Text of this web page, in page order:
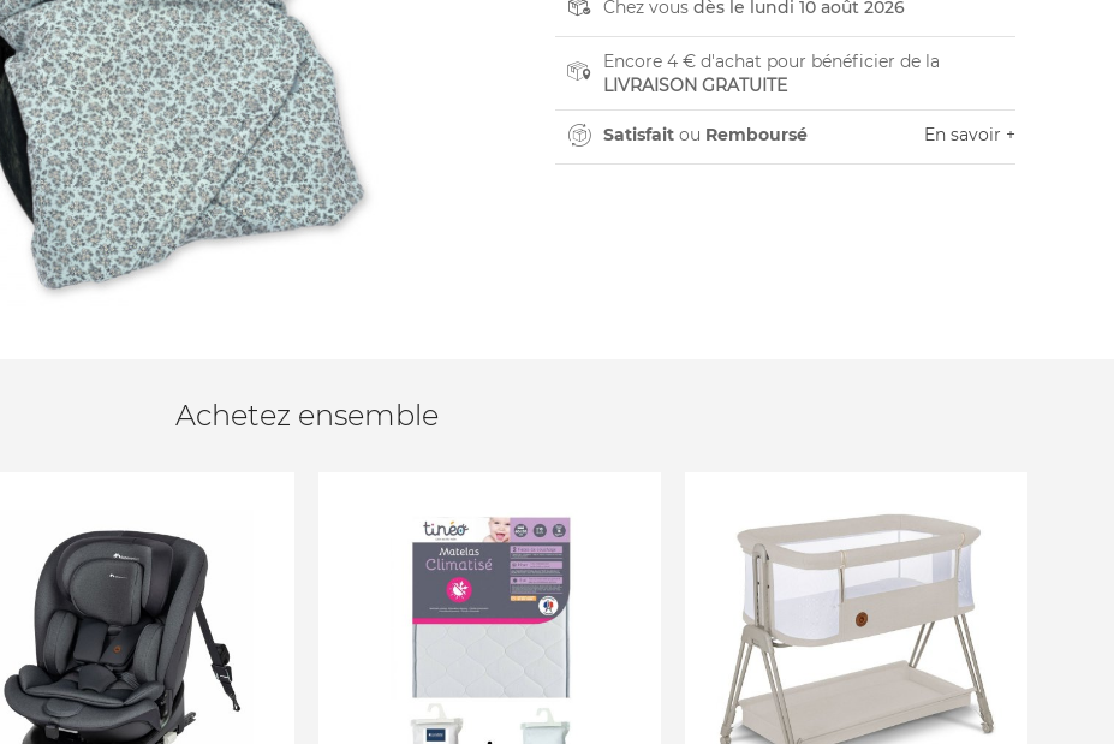
Chez vous dès le lundi 10 août 2026
Encore 4 € d'achat pour bénéficier de la
LIVRAISON GRATUITE
Satisfaitou Remboursé En savoir +
Achetez ensemble